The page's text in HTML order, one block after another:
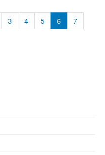
3 4 5 6 7